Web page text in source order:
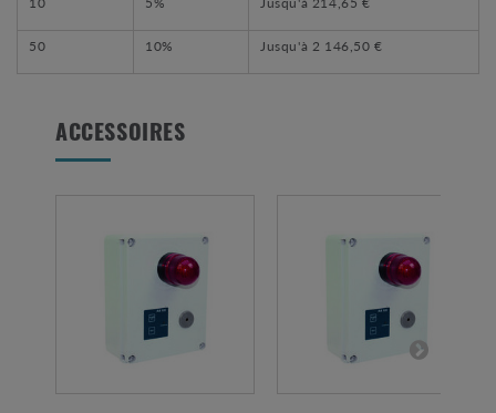
50 10% Jusqu'à 2 146,50 €
ACCESSOIRES